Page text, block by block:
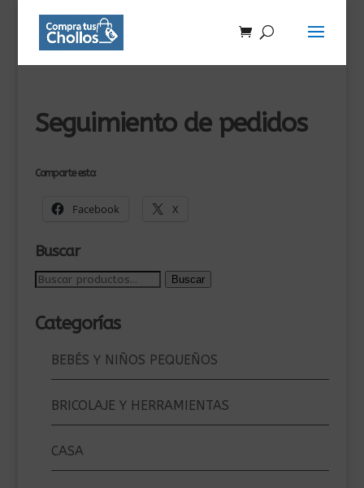
Seguimiento de pedidos
Comparte esto:
Facebook X
Buscar
Buscar
Buscar
Categorías
BEBÉS Y NIÑOS PEQUEÑOS
BRICOLAJE Y HERRAMIENTAS
CASA